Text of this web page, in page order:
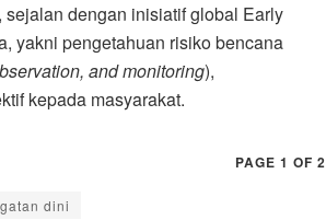
dengan inisiatif global Early
yakni pengetahuan risiko bencana
and monitoring),
kepada masyarakat.
PAGE 1 OF 2
dini